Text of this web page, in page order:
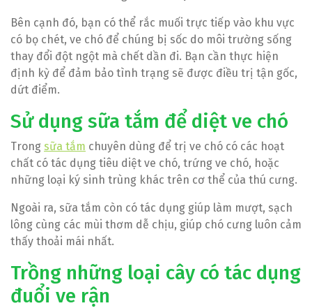
Bên cạnh đó, bạn có thể rắc muối trực tiếp vào khu vực
có bọ chét, ve chó để chúng bị sốc do môi trường sống
thay đổi đột ngột mà chết dần đi. Bạn cần thực hiện
định kỳ để đảm bảo tình trạng sẽ được điều trị tận gốc,
dứt điểm.
Sử dụng sữa tắm để diệt ve chó
Trong sữa tắm chuyên dùng để trị ve chó có các hoạt
chất có tác dụng tiêu diệt ve chó, trứng ve chó, hoặc
những loại ký sinh trùng khác trên cơ thể của thú cưng.
Ngoài ra, sữa tắm còn có tác dụng giúp làm mượt, sạch
lông cùng các mùi thơm dễ chịu, giúp chó cưng luôn cảm
thấy thoải mái nhất.
Trồng những loại cây có tác dụng
đuổi ve rận